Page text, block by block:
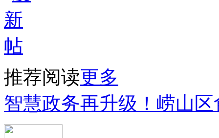
推荐阅读更多
智慧政务再升级！崂山